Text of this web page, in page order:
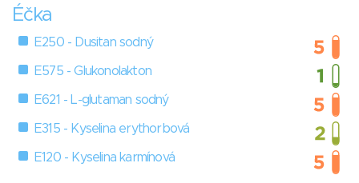
Éčka
E250 - Dusitan sodný
E575 - Glukonolakton
E621 - L-glutaman sodný
E315 - Kyselina erythorbová
E120 - Kyselina karmínová